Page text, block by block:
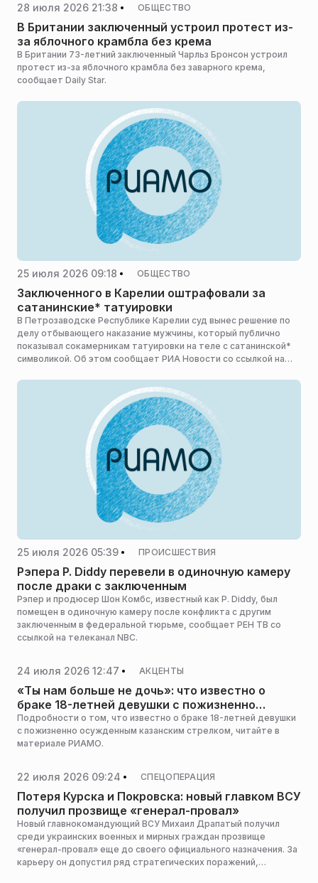
28 июля 2026 21:38 ОБЩЕСТВО
В Британии заключенный устроил протест из-
за яблочного крамбла без крема
В Британии 73-летний заключенный Чарльз Бронсон устроил
протест из-за яблочного крамбла без заварного крема,
сообщает Daily Star.
25 июля 2026 09:18 ОБЩЕСТВО
Заключенного в Карелии оштрафовали за
сатанинские* татуировки
В Петрозаводске Республике Карелии суд вынес решение по
делу отбывающего наказание мужчины, который публично
показывал сокамерникам татуировки на теле с сатанинской*
символикой. Об этом сообщает РИА Новости со ссылкой на
25 июля 2026 05:39 ПРОИСШЕСТВИЯ
Рэпера P. Diddy перевели в одиночную камеру
после драки с заключенным
Рэпер и продюсер Шон Комбс, известный как P. Diddy, был
помещен в одиночную камеру после конфликта с другим
заключенным в федеральной тюрьме, сообщает РЕН ТВ со
ссылкой на телеканал NBC.
24 июля 2026 12:47 АКЦЕНТЫ
«Ты нам больше не дочь»: что известно о
браке 18-летней девушки с пожизненно
осужденным казанским стрелком
Подробности о том, что известно о браке 18-летней девушки
с пожизненно осужденным казанским стрелком, читайте в
материале РИАМО.
22 июля 2026 09:24 СПЕЦОПЕРАЦИЯ
Потеря Курска и Покровска: новый главком ВСУ
получил прозвище «генерал-провал»
Новый главнокомандующий ВСУ Михаил Драпатый получил
среди украинских военных и мирных граждан прозвище
«генерал-провал» еще до своего официального назначения. За
карьеру он допустил ряд стратегических поражений,